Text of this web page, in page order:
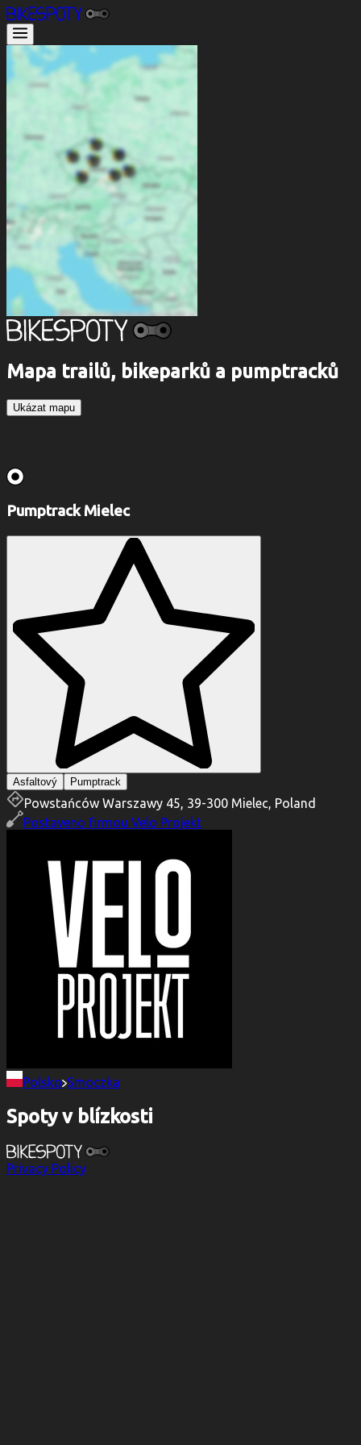
Mapa trailů, bikeparků a pumptracků
Ukázat mapu
Pumptrack Mielec
Asfaltový Pumptrack
Powstańców Warszawy 45, 39-300 Mielec, Poland
Postaveno firmou Velo Projekt
Polsko Smoczka
Spoty v blízkosti
Privacy Policy